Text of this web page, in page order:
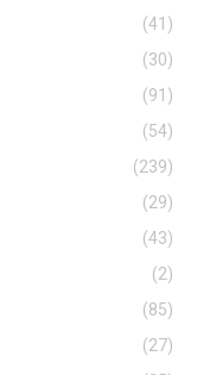
(41)
(30)
(91)
(54)
(239)
(29)
(43)
(2)
(85)
(27)